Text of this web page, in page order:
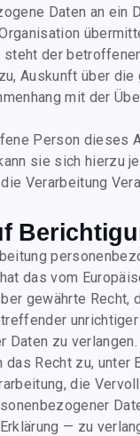
Daten an ein
der
Auskunft über die
mit der
Person dieses
sie sich hierzu
Verarbeitung
das vom
gewährte Recht,
unrichtiger
Daten zu
Recht zu, unter
die
— zu